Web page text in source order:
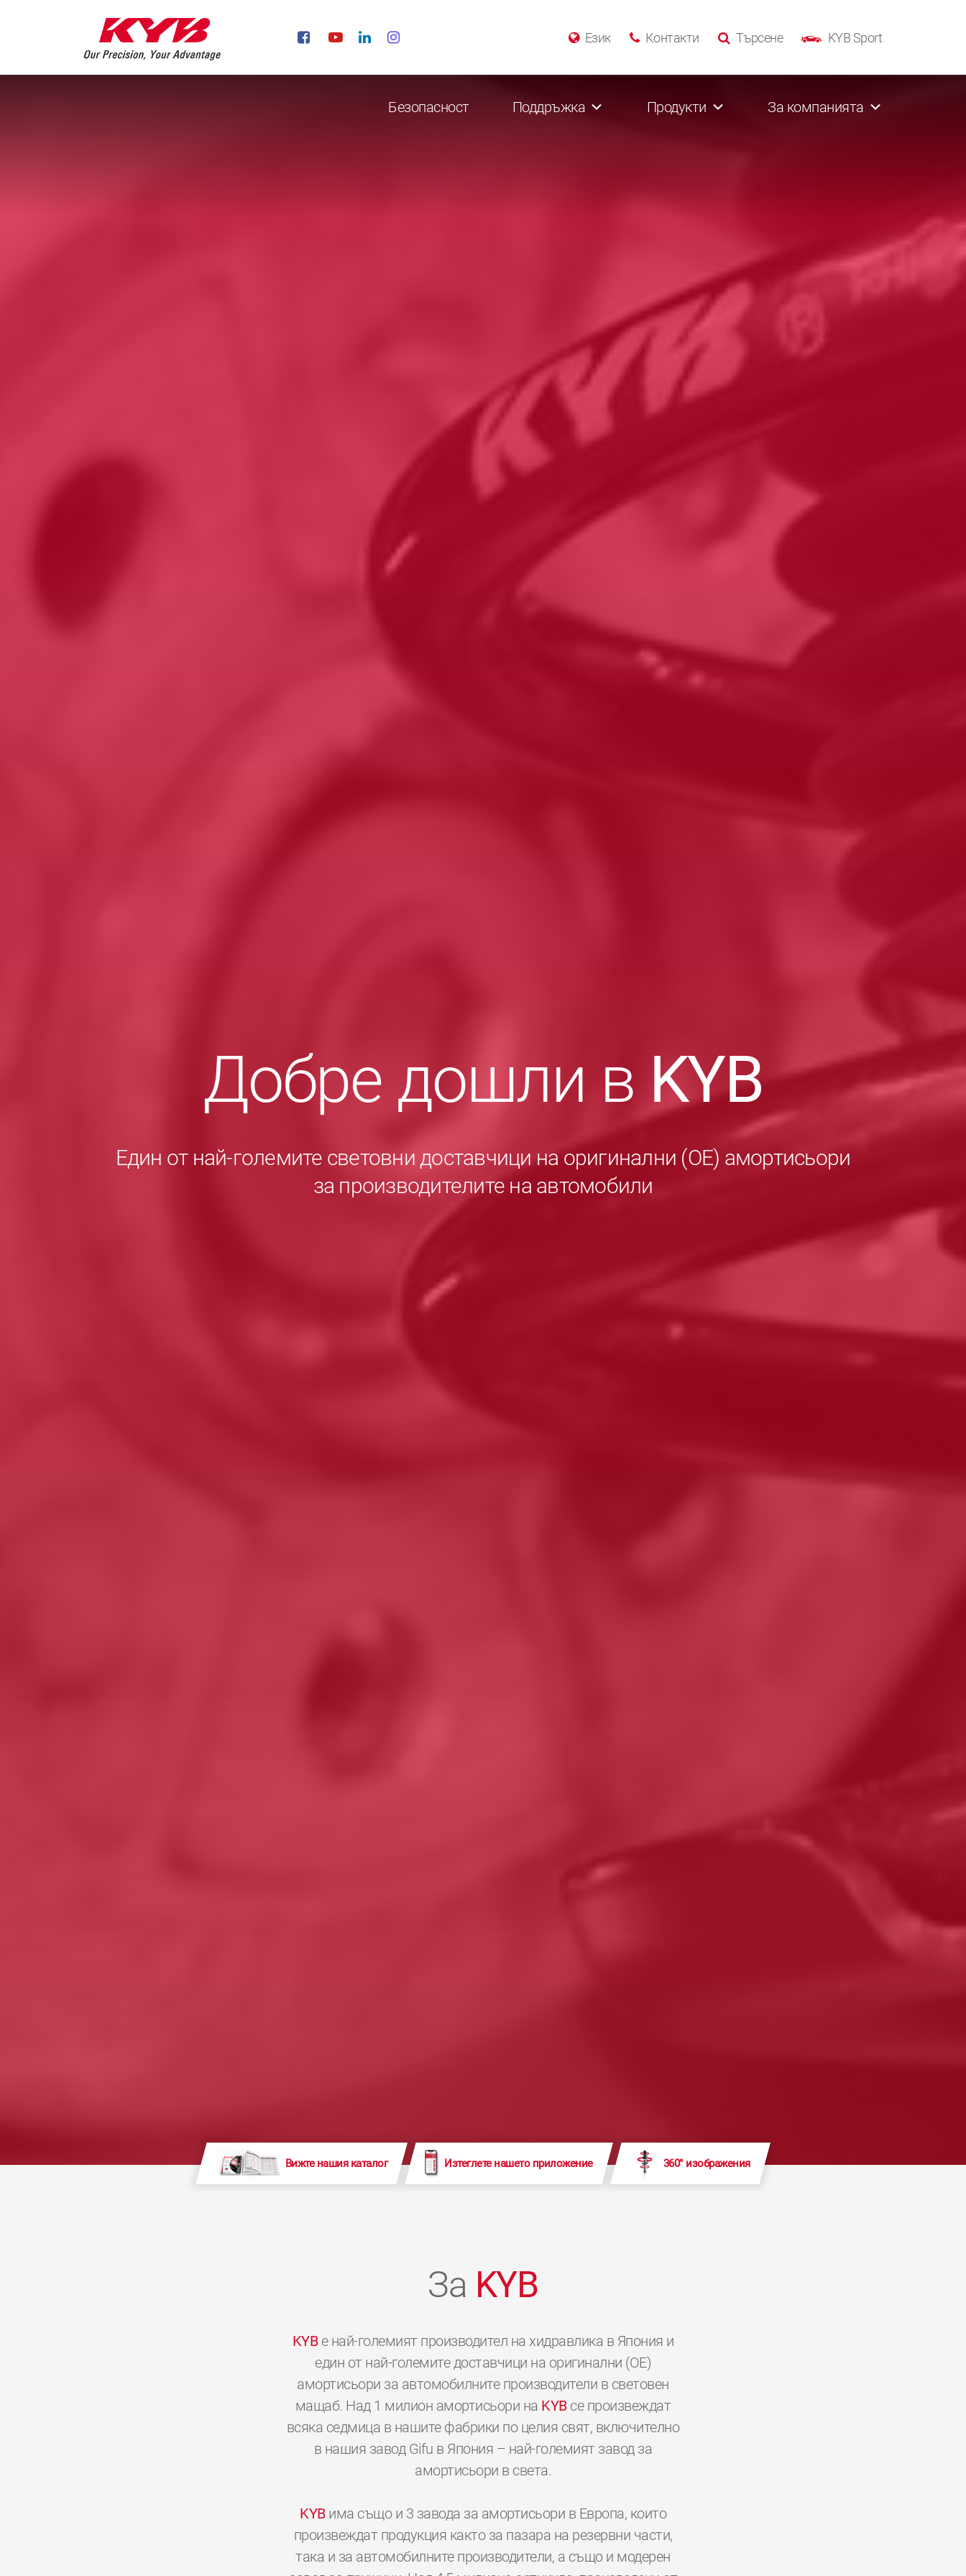
KYB Sport
Търсене
Контакти
Език
Безопасност Поддръжка Продукти За компанията
Добре дошли в KYB
Един от най-големите световни доставчици на оригинални (ОЕ) амортисьори
за производителите на автомобили
Вижте нашия каталог Изтеглете нашето приложение 360° изображения
За KYB
KYBе най-големият производител на хидравлика в Япония и
един от най-големите доставчици на оригинални (OE)
амортисьори за автомобилните производители в световен
мащаб. Над 1 милион амортисьори на KYBсе произвеждат
всяка седмица в нашите фабрики по целия свят, включително
в нашия завод Gifu в Япония – най-големият завод за
амортисьори в света.
KYBима също и 3 завода за амортисьори в Европа, които
произвеждат продукция както за пазара на резервни части,
така и за автомобилните производители, а също и модерен